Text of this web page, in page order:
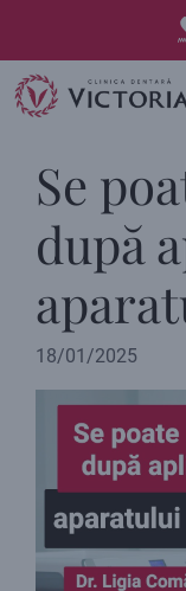
content
Se
după
18/01/2025